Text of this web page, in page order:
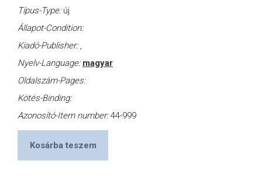
Típus-Type: új
Állapot-Condition:
Kiadó-Publisher: ,
Nyelv-Language: magyar
Oldalszám-Pages:
Kötés-Binding:
Azonosító-Item number:44-999
Kosárba teszem